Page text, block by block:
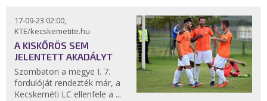
17-09-23 02:00,
KTE/kecskemetite.hu
A KISKŐRÖS SEM
JELENTETT AKADÁLYT
Szombaton a megye I. 7.
fordulóját rendezték már, a
Kecskeméti LC ellenfele a ...